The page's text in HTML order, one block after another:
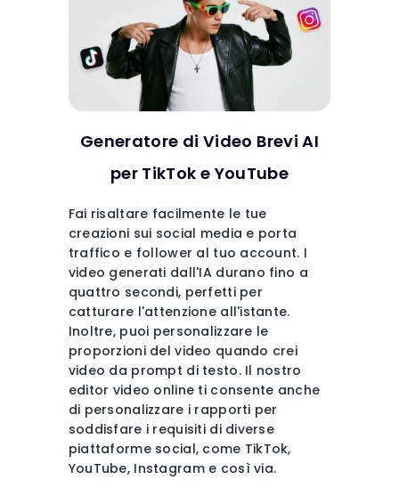
Generatore di Video Brevi AI
per TikTok e YouTube
Fai risaltare facilmente le tue
creazioni sui social media e porta
traffico e follower al tuo account. I
video generati dall'IA durano fino a
quattro secondi, perfetti per
catturare l'attenzione all'istante.
Inoltre, puoi personalizzare le
proporzioni del video quando crei
video da prompt di testo. Il nostro
editor video online ti consente anche
di personalizzare i rapporti per
soddisfare i requisiti di diverse
piattaforme social, come TikTok,
YouTube, Instagram e così via.